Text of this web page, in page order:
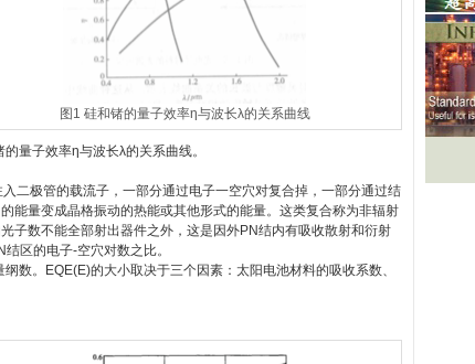
图1 硅和锗的量子效率η与波长λ的关系曲线
量子效率η与波长λ的关系曲线。
二极管的载流子，一部分通过电子一空穴对复合掉，一部分通过结
能量变成晶格振动的热能或其他形式的能量。这类复合称为非辐射
子数不能全部射出器件之外，这是因外PN结内有吸收散射和衍射
区的电子-空穴对数之比。
数。EQE(E)的大小取决于三个因素：太阳电池材料的吸收系数、